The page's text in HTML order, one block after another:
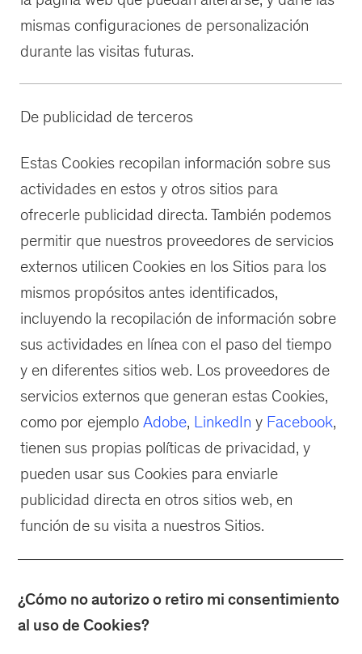
mismas configuraciones de personalización
durante las visitas futuras.
De publicidad de terceros
Estas Cookies recopilan información sobre sus
actividades en estos y otros sitios para
ofrecerle publicidad directa. También podemos
permitir que nuestros proveedores de servicios
externos utilicen Cookies en los Sitios para los
mismos propósitos antes identificados,
incluyendo la recopilación de información sobre
sus actividades en línea con el paso del tiempo
y en diferentes sitios web. Los proveedores de
servicios externos que generan estas Cookies,
como por ejemploAdobe, LinkedIn y Facebook,
tienen sus propias políticas de privacidad, y
pueden usar sus Cookies para enviarle
publicidad directa en otros sitios web, en
función de su visita a nuestros Sitios.
¿Cómo no autorizo o retiro mi consentimiento
al uso de Cookies?